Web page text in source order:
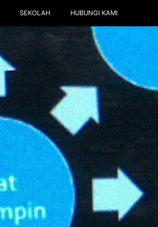
SEKOLAH HUBUNGI KAMI